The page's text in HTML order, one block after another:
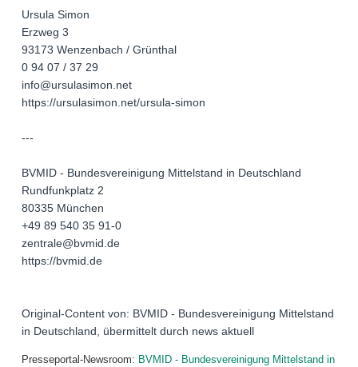
Ursula Simon
Erzweg 3
93173 Wenzenbach / Grünthal
0 94 07 / 37 29
info@ursulasimon.net
https://ursulasimon.net/ursula-simon
---
BVMID - Bundesvereinigung Mittelstand in Deutschland
Rundfunkplatz 2
80335 München
+49 89 540 35 91-0
zentrale@bvmid.de
https://bvmid.de
Original-Content von: BVMID - Bundesvereinigung Mittelstand
in Deutschland, übermittelt durch news aktuell
Presseportal-Newsroom: BVMID - Bundesvereinigung Mittelstand in